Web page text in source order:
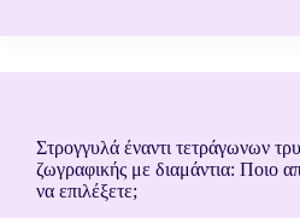
Στρογγυλά έναντι τετράγωνων
ζωγραφικής με διαμάντια: Ποιο
να επιλέξετε;